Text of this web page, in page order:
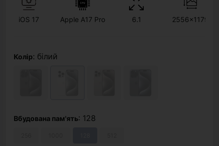
iOS 17 Apple A17 Pro 6.1 2556x1179
Колір: білий
Вбудована пам'ять: 128